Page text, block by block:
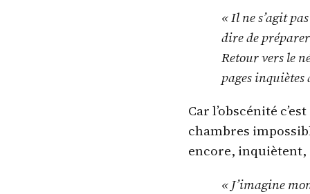
« Il ne s’agit
dire de
Retour vers le
pages inquiètes
Car l’obscénité
chambres
encore, inquiètent,
« J’imagine